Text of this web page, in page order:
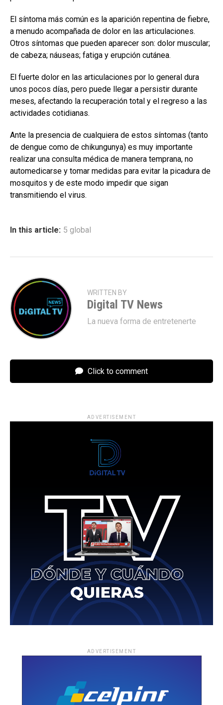
El síntoma más común es la aparición repentina de fiebre,
a menudo acompañada de dolor en las articulaciones.
Otros síntomas que pueden aparecer son: dolor muscular;
de cabeza; náuseas; fatiga y erupción cutánea.
El fuerte dolor en las articulaciones por lo general dura
unos pocos días, pero puede llegar a persistir durante
meses, afectando la recuperación total y el regreso a las
actividades cotidianas.
Ante la presencia de cualquiera de estos síntomas (tanto
de dengue como de chikungunya) es muy importante
realizar una consulta médica de manera temprana, no
automedicarse y tomar medidas para evitar la picadura de
mosquitos y de este modo impedir que sigan
transmitiendo el virus.
In this article: 5 global
WRITTEN BY
Digital TV News
La nueva forma de entretenerte
Click to comment
ADVERTISEMENT
ADVERTISEMENT